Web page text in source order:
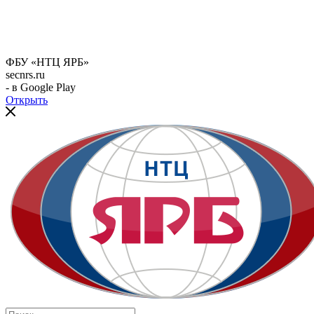
ФБУ «НТЦ ЯРБ»
secnrs.ru
- в Google Play
Открыть